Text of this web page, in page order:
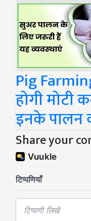
Pig
होगी
इनके
Share your